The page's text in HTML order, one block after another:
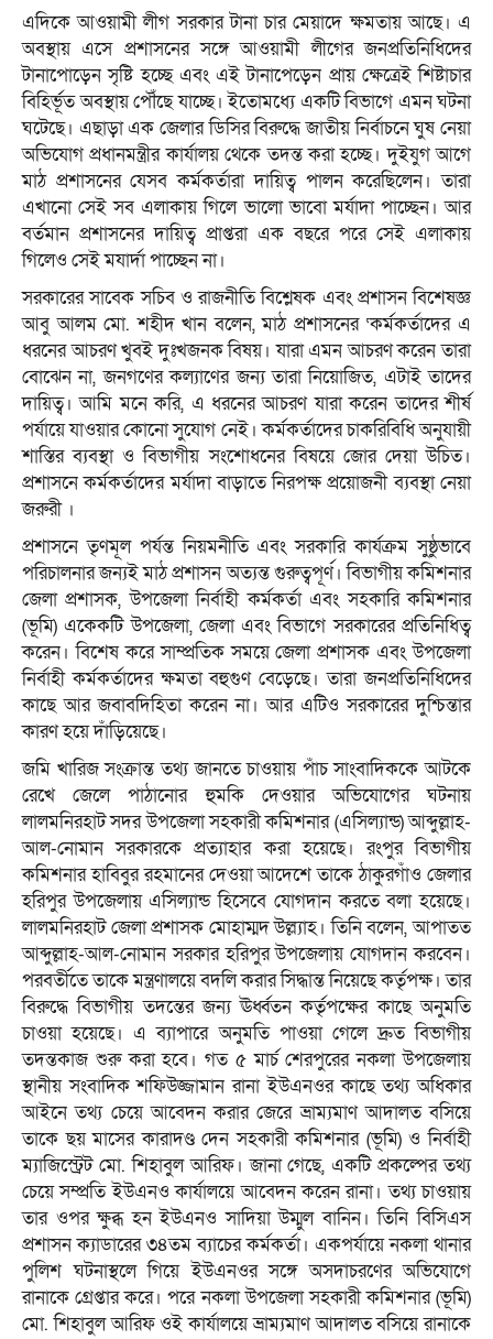
এদিকে আওয়ামী লীগ সরকার টানা চার মেয়াদে ক্ষমতায় আছে। এ
অবস্থায় এসে প্রশাসনের সঙ্গে আওয়ামী লীগের জনপ্রতিনিধিদের
টানাপোড়েন সৃষ্টি হচ্ছে এবং এই টানাপেড়েন প্রায় ক্ষেত্রেই শিষ্টাচার
বিহির্ভূত অবস্থায় পৌঁছে যাচ্ছে। ইতোমধ্যে একটি বিভাগে এমন ঘটনা
ঘটেছে। এছাড়া এক জেলার ডিসির বিরুদ্ধে জাতীয় নির্বাচনে ঘুষ নেয়া
অভিযোগ প্রধানমন্ত্রীর কার্যালয় থেকে তদন্ত করা হচ্ছে। দুইযুগ আগে
মাঠ প্রশাসনের যেসব কর্মকর্তারা দায়িত্ব পালন করেছিলেন। তারা
এখানো সেই সব এলাকায় গিলে ভালো ভাবো মর্যাদা পাচ্ছেন। আর
বর্তমান প্রশাসনের দায়িত্ব প্রাপ্তরা এক বছরে পরে সেই এলাকায়
গিলেও সেই মযার্দা পাচ্ছেন না।
সরকারের সাবেক সচিব ও রাজনীতি বিশ্লেষক এবং প্রশাসন বিশেষজ্ঞ
আবু আলম মো. শহীদ খান বলেন, মাঠ প্রশাসনের ‘কর্মকর্তাদের এ
ধরনের আচরণ খুবই দুঃখজনক বিষয়। যারা এমন আচরণ করেন তারা
বোঝেন না, জনগণের কল্যাণের জন্য তারা নিয়োজিত, এটাই তাদের
দায়িত্ব। আমি মনে করি, এ ধরনের আচরণ যারা করেন তাদের শীর্ষ
পর্যায়ে যাওয়ার কোনো সুযোগ নেই। কর্মকর্তাদের চাকরিবিধি অনুযায়ী
শাস্তির ব্যবস্থা ও বিভাগীয় সংশোধনের বিষয়ে জোর দেয়া উচিত।
প্রশাসনে কর্মকর্তাদের মর্যাদা বাড়াতে নিরপক্ষ প্রয়োজনী ব্যবস্থা নেয়া
জরুরী ।
প্রশাসনে তৃণমূল পর্যন্ত নিয়মনীতি এবং সরকারি কার্যক্রম সুষ্ঠুভাবে
পরিচালনার জন্যই মাঠ প্রশাসন অত্যন্ত গুরুত্বপূর্ণ। বিভাগীয় কমিশনার
জেলা প্রশাসক, উপজেলা নির্বাহী কর্মকর্তা এবং সহকারি কমিশনার
(ভূমি) একেকটি উপজেলা, জেলা এবং বিভাগে সরকারের প্রতিনিধিত্ব
করেন। বিশেষ করে সাম্প্রতিক সময়ে জেলা প্রশাসক এবং উপজেলা
নির্বাহী কর্মকর্তাদের ক্ষমতা বহুগুণ বেড়েছে। তারা জনপ্রতিনিধিদের
কাছে আর জবাবদিহিতা করেন না। আর এটিও সরকারের দুশ্চিন্তার
কারণ হয়ে দাঁড়িয়েছে।
জমি খারিজ সংক্রান্ত তথ্য জানতে চাওয়ায় পাঁচ সাংবাদিককে আটকে
রেখে জেলে পাঠানোর হুমকি দেওয়ার অভিযোগের ঘটনায়
লালমনিরহাট সদর উপজেলা সহকারী কমিশনার (এসিল্যান্ড) আব্দুল্লাহ-
আল-নোমান সরকারকে প্রত্যাহার করা হয়েছে। রংপুর বিভাগীয়
কমিশনার হাবিবুর রহমানের দেওয়া আদেশে তাকে ঠাকুরগাঁও জেলার
হরিপুর উপজেলায় এসিল্যান্ড হিসেবে যোগদান করতে বলা হয়েছে।
লালমনিরহাট জেলা প্রশাসক মোহাম্মদ উল্ল্যাহ। তিনি বলেন, আপাতত
আব্দুল্লাহ-আল-নোমান সরকার হরিপুর উপজেলায় যোগদান করবেন।
পরবর্তীতে তাকে মন্ত্রণালয়ে বদলি করার সিদ্ধান্ত নিয়েছে কর্তৃপক্ষ। তার
বিরুদ্ধে বিভাগীয় তদন্তের জন্য ঊর্ধ্বতন কর্তৃপক্ষের কাছে অনুমতি
চাওয়া হয়েছে। এ ব্যাপারে অনুমতি পাওয়া গেলে দ্রুত বিভাগীয়
তদন্তকাজ শুরু করা হবে। গত ৫ মার্চ শেরপুরের নকলা উপজেলায়
স্থানীয় সংবাদিক শফিউজ্জামান রানা ইউএনওর কাছে তথ্য অধিকার
আইনে তথ্য চেয়ে আবেদন করার জেরে ভ্রাম্যমাণ আদালত বসিয়ে
তাকে ছয় মাসের কারাদণ্ড দেন সহকারী কমিশনার (ভূমি) ও নির্বাহী
ম্যাজিস্ট্রেট মো. শিহাবুল আরিফ। জানা গেছে, একটি প্রকল্পের তথ্য
চেয়ে সম্প্রতি ইউএনও কার্যালয়ে আবেদন করেন রানা। তথ্য চাওয়ায়
তার ওপর ক্ষুব্ধ হন ইউএনও সাদিয়া উম্মুল বানিন। তিনি বিসিএস
প্রশাসন ক্যাডারের ৩৪তম ব্যাচের কর্মকর্তা। একপর্যায়ে নকলা থানার
পুলিশ ঘটনাস্থলে গিয়ে ইউএনওর সঙ্গে অসদাচরণের অভিযোগে
রানাকে গ্রেপ্তার করে। পরে নকলা উপজেলা সহকারী কমিশনার (ভূমি)
মো. শিহাবুল আরিফ ওই কার্যালয়ে ভ্রাম্যমাণ আদালত বসিয়ে রানাকে